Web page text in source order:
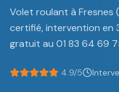
Volet roulant à
certifié, intervention en
gratuit au 01 83 64 69
4.9/5